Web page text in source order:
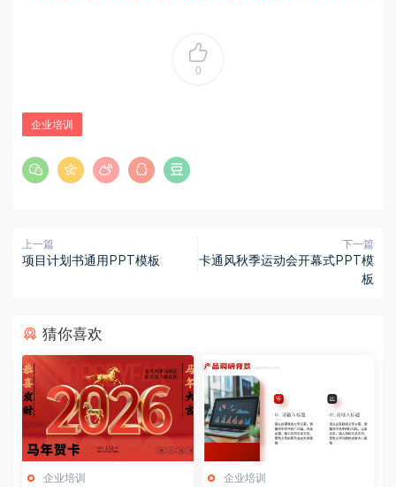
0
企业培训
上一篇
项目计划书通用PPT模板
下一篇
卡通风秋季运动会开幕式PPT模
板
猜你喜欢
企业培训 企业培训